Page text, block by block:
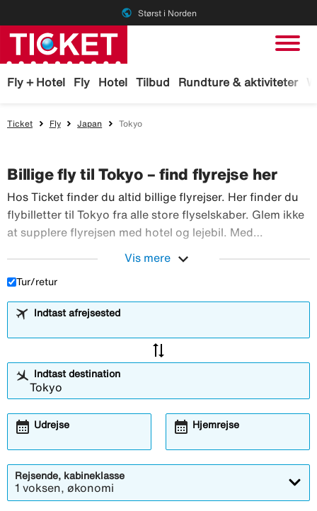
public Størst i Norden
Fly + Hotel Fly Hotel Tilbud Rundture & aktiviteter
Ticket Fly Japan Tokyo
Billige fly til Tokyo – find flyrejse her
Hos Ticket finder du altid billige flyrejser. Her finder du
flybilletter til Tokyo fra alle store flyselskaber. Glem ikke
at supplere flyrejsen med hotel og lejebil. Med
Vis mere expand_more
Tur/retur
Indtast afrejsested
sync_alt
Indtast destination
Udrejse
calendar_month Hjemrejse
calendar_month
Rejsende, kabineklasse
1 voksen, økonomi